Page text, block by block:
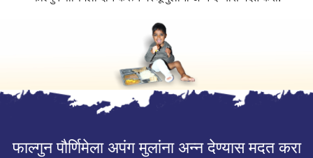
फाल्गुन पौर्णिमेला अपंग मुलांना अन्न देण्यास मदत करा